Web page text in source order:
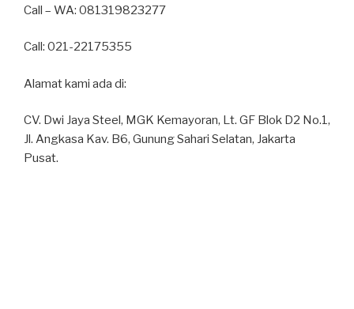
Call – WA: 081319823277
Call: 021-22175355
Alamat kami ada di:
CV. Dwi Jaya Steel, MGK Kemayoran, Lt. GF Blok D2 No.1,
Jl. Angkasa Kav. B6, Gunung Sahari Selatan, Jakarta
Pusat.